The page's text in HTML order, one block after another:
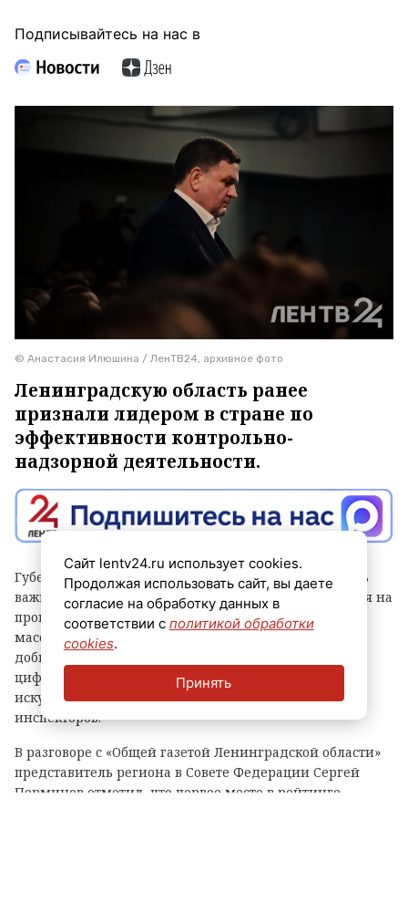
Подписывайтесь на нас в
© Анастасия Илюшина / ЛенТВ24, архивное фото
Ленинградскую область ранее
признали лидером в стране по
эффективности контрольно-
надзорной деятельности.
Губернатор Александр Дрозденко заявил, что теперь
важно сохранить лидерство после отмены моратория на
проверки, а для этого контроль должен быть не
массовым, а точным и современным. Чтобы этого
добиться, в Ленобласти, в частности, развивают
цифровые сервисы, используют беспилотники и
искусственный интеллект, а также обучают
инспекторов.
В разговоре с «Общей газетой Ленинградской области»
представитель региона в Совете Федерации Сергей
Перминов отметил, что первое место в рейтинге
Сайт lentv24.ru использует cookies.
Продолжая использовать сайт, вы даете
согласие на обработку данных в
соответствии с политикой обработки
cookies.
Принять